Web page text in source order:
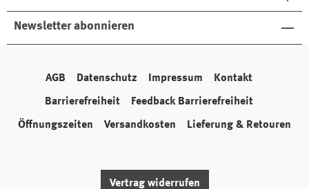
Newsletter abonnieren
AGB Datenschutz Impressum Kontakt
Barrierefreiheit Feedback Barrierefreiheit
Öffnungszeiten Versandkosten Lieferung & Retouren
Vertrag widerrufen